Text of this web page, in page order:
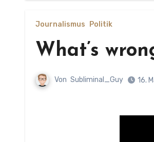
Journalismus Politik
What’s
Von Subliminal_Guy 16.